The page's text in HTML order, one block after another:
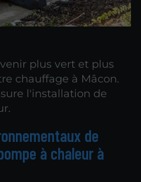
plus vert et plus
chauffage à Mâcon.
l'installation de
de
à chaleur à